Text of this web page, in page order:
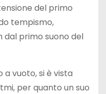
del primo
tempismo,
dal primo suono del
a vuoto, si è vista
per quanto un suo